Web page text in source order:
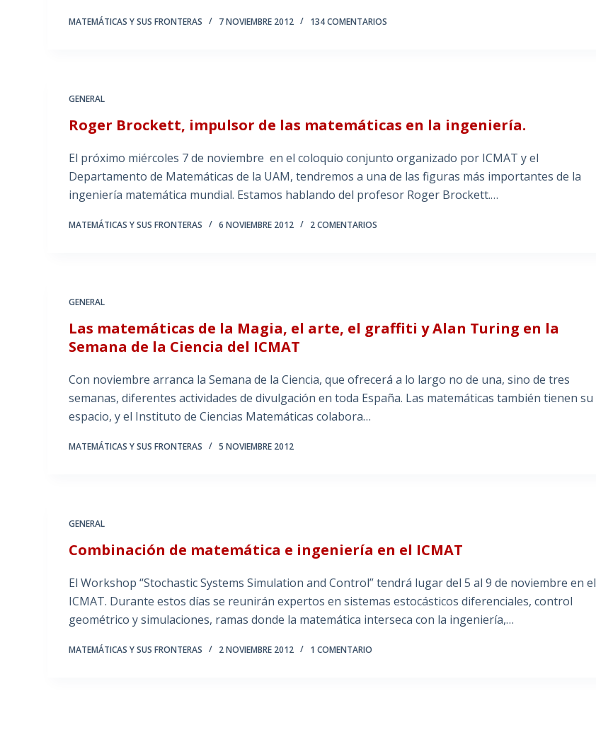
MATEMÁTICAS Y SUS FRONTERAS 7 NOVIEMBRE 2012 134 COMENTARIOS
GENERAL
Roger Brockett, impulsor de las matemáticas en la ingeniería.
El próximo miércoles 7 de noviembre en el coloquio conjunto organizado por ICMAT y el
Departamento de Matemáticas de la UAM, tendremos a una de las figuras más importantes de la
ingeniería matemática mundial. Estamos hablando del profesor Roger Brockett.…
MATEMÁTICAS Y SUS FRONTERAS 6 NOVIEMBRE 2012 2 COMENTARIOS
GENERAL
Las matemáticas de la Magia, el arte, el graffiti y Alan Turing en la
Semana de la Ciencia del ICMAT
Con noviembre arranca la Semana de la Ciencia, que ofrecerá a lo largo no de una, sino de tres
semanas, diferentes actividades de divulgación en toda España. Las matemáticas también tienen su
espacio, y el Instituto de Ciencias Matemáticas colabora…
MATEMÁTICAS Y SUS FRONTERAS 5 NOVIEMBRE 2012
GENERAL
Combinación de matemática e ingeniería en el ICMAT
El Workshop “Stochastic Systems Simulation and Control” tendrá lugar del 5 al 9 de noviembre en el
ICMAT. Durante estos días se reunirán expertos en sistemas estocásticos diferenciales, control
geométrico y simulaciones, ramas donde la matemática interseca con la ingeniería,…
MATEMÁTICAS Y SUS FRONTERAS 2 NOVIEMBRE 2012 1 COMENTARIO